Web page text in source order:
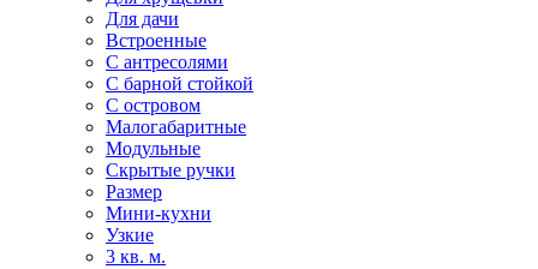
Для дачи
Встроенные
С антресолями
С барной стойкой
С островом
Малогабаритные
Модульные
Скрытые ручки
Размер
Мини-кухни
Узкие
3 кв. м.